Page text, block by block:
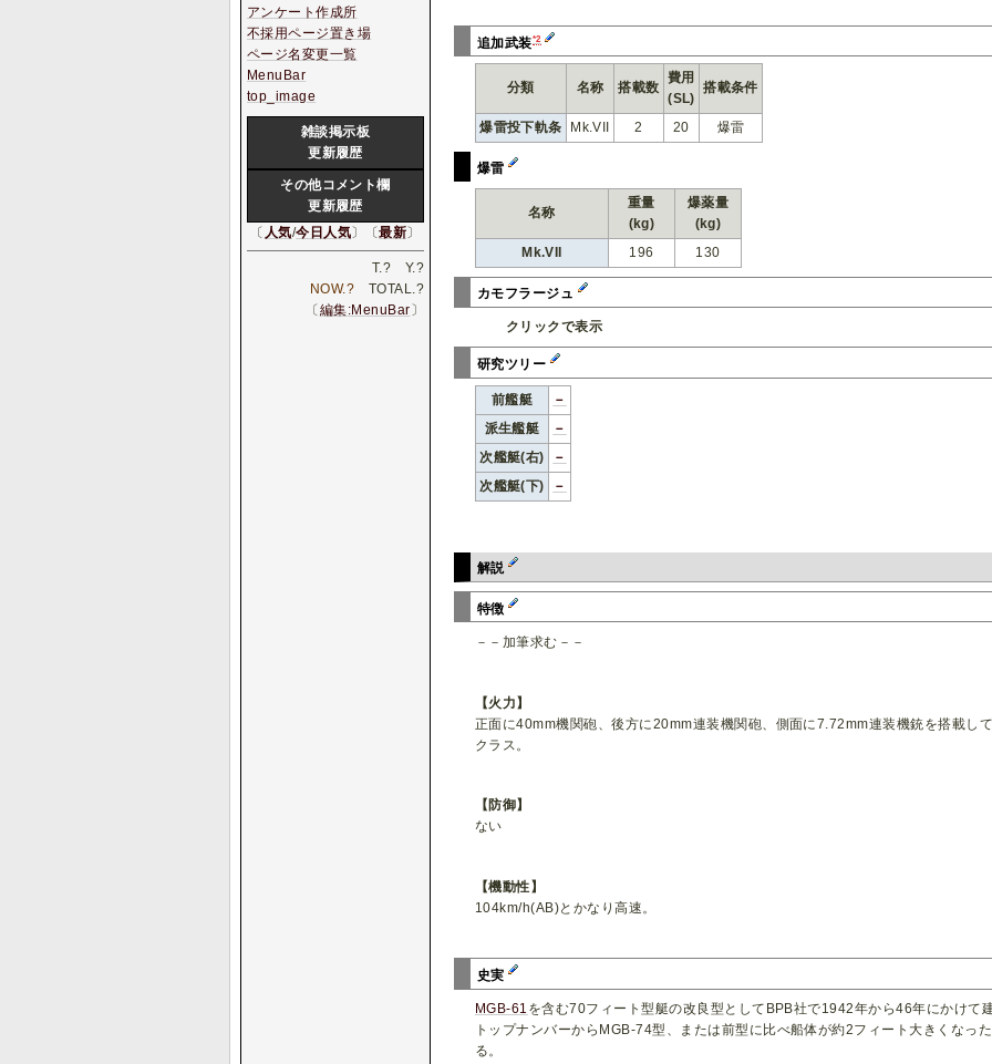
追加武装*2
分類 名称 搭載数
費用
(SL)
搭載条件
爆雷投下軌条 Mk.VII 2 20 爆雷
爆雷
名称
重量
(kg)
爆薬量
(kg)
Mk.VII
196 130
カモフラージュ
クリックで表示
研究ツリー
前艦艇
－
派生艦艇
－
次艦艇(右)
－
次艦艇(下)
－
解説
特徴
－－加筆求む－－
【火力】
正面に40mm機関砲、後方に20mm連装機関砲、側面に7.72mm連装機銃を搭載し
クラス。
【防御】
ない
【機動性】
104km/h(AB)とかなり高速。
史実
MGB-61 を含む70フィート型艇の改良型としてBPB社で1942年から46年にかけて
トップナンバーからMGB-74型、または前型に比べ船体が約2フィート大きくなっ
る。
アンケート作成所
不採用ページ置き場
ページ名変更一覧
MenuBar
top_image
雑談掲示板
更新履歴
その他コメント欄
更新履歴
〔 人気/今日人気〕〔最新〕
T.? Y.?
NOW.? TOTAL.?
〔 編集:MenuBar 〕